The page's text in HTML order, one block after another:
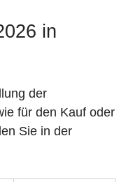
in
der
für den Kauf oder
Sie in der